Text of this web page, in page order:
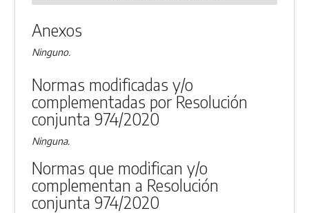
Anexos
Ninguno.
Normas modificadas y/o
complementadas por Resolución
conjunta 974/2020
Ninguna.
Normas que modifican y/o
complementan a Resolución
conjunta 974/2020